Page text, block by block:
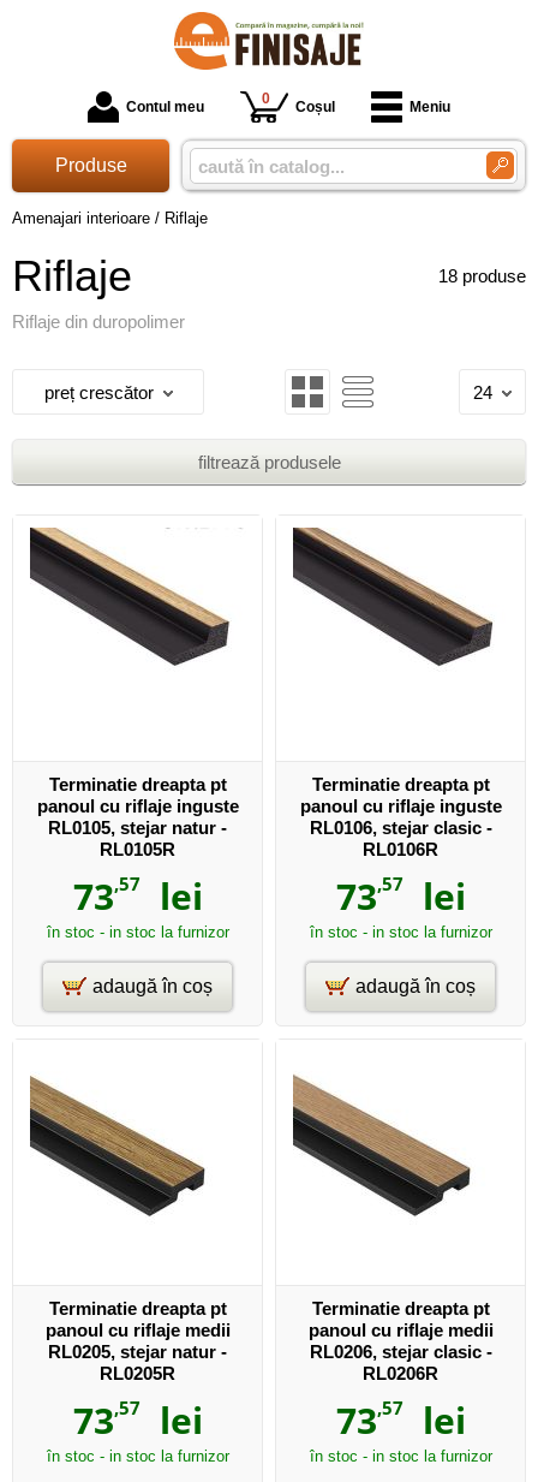
Contul meu 0 Coșul Meniu
Produse
Amenajari interioare / Riflaje
Riflaje 18 produse
Riflaje din duropolimer
preț crescător 24
filtrează produsele
Terminatie dreapta pt
panoul cu riflaje inguste
RL0105, stejar natur -
RL0105R
73,57 lei
în stoc - in stoc la furnizor
adaugă în coș
Terminatie dreapta pt
panoul cu riflaje inguste
RL0106, stejar clasic -
RL0106R
73,57 lei
în stoc - in stoc la furnizor
adaugă în coș
Terminatie dreapta pt
panoul cu riflaje medii
RL0205, stejar natur -
RL0205R
73,57 lei
în stoc - in stoc la furnizor
Terminatie dreapta pt
panoul cu riflaje medii
RL0206, stejar clasic -
RL0206R
73,57 lei
în stoc - in stoc la furnizor